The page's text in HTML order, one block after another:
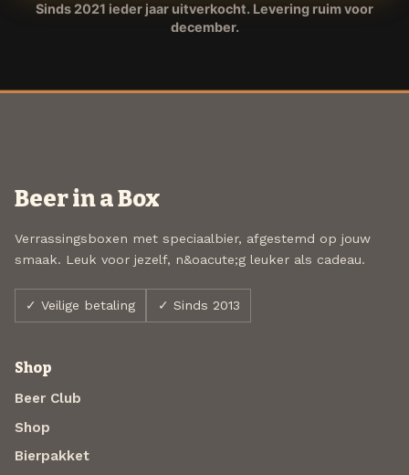
Sinds 2021 ieder jaar uitverkocht. Levering ruim voor
december.
Beer in a Box
Verrassingsboxen met speciaalbier, afgestemd op jouw
smaak. Leuk voor jezelf, n&oacute;g leuker als cadeau.
✓ Veilige betaling ✓ Sinds 2013
Shop
Beer Club
Shop
Bierpakket